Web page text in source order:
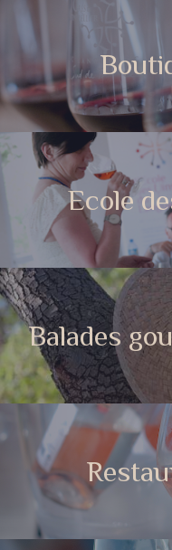
Ecole
Balades